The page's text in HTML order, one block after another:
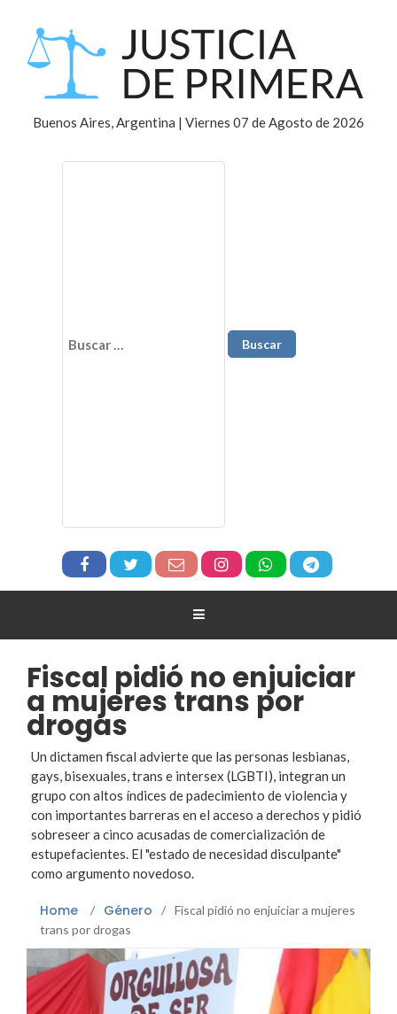
Buenos Aires, Argentina | Viernes 07 de Agosto de 2026
Fiscal pidió no enjuiciar
a mujeres trans por
drogas
Un dictamen fiscal advierte que las personas lesbianas,
gays, bisexuales, trans e intersex (LGBTI), integran un
grupo con altos índices de padecimiento de violencia y
con importantes barreras en el acceso a derechos y pidió
sobreseer a cinco acusadas de comercialización de
estupefacientes. El "estado de necesidad disculpante"
como argumento novedoso.
Home / Género / Fiscal pidió no enjuiciar a mujeres
trans por drogas